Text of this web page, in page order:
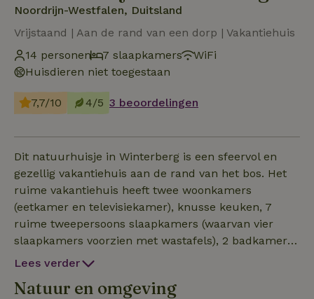
Noordrijn-Westfalen, Duitsland
Vrijstaand | Aan de rand van een dorp | Vakantiehuis
14 personen
7 slaapkamers
WiFi
Huisdieren niet toegestaan
7,7/10 4/5 3 beoordelingen
Dit natuurhuisje in Winterberg is een sfeervol en
gezellig vakantiehuis aan de rand van het bos. Het
ruime vakantiehuis heeft twee woonkamers
(eetkamer en televisiekamer), knusse keuken, 7
ruime tweepersoons slaapkamers (waarvan vier
slaapkamers voorzien met wastafels), 2 badkamers
en 3 toiletten. De slaapkamers zijn verdeeld over
tuin waar de kinderen heerlijk kunnen voetballen,
Lees verder
Natuur en omgeving